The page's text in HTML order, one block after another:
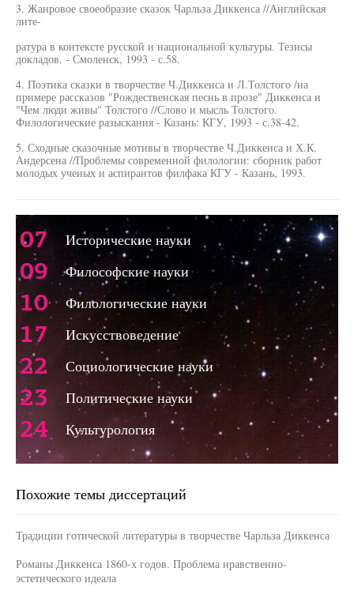
3. Жанровое своеобразие сказок Чарльза Диккенса //Английская
лите-
ратура в контексте русской и национальной культуры. Тезисы
докладов. - Смоленск, 1993 - с.58.
4. Поэтика сказки в творчестве Ч.Диккенса и Л.Толстого /на
примере рассказов "Рождественская песнь в прозе" Диккенса и
"Чем люди живы" Толстого //Слово и мысль Толстого.
Филологические разыскания - Казань: КГУ, 1993 - с.38-42.
5. Сходные сказочные мотивы в творчестве Ч.Диккенса и Х.К.
Андерсена //Проблемы современной филологии: сборник работ
молодых ученых и аспирантов филфака КГУ - Казань, 1993.
07 Исторические науки
09 Философские науки
10 Филологические науки
17 Искусствоведение
22 Социологические науки
23 Политические науки
24 Культурология
Похожие темы диссертаций
Традиции готической литературы в творчестве Чарльза Диккенса
Романы Диккенса 1860-х годов. Проблема нравственно-
эстетического идеала